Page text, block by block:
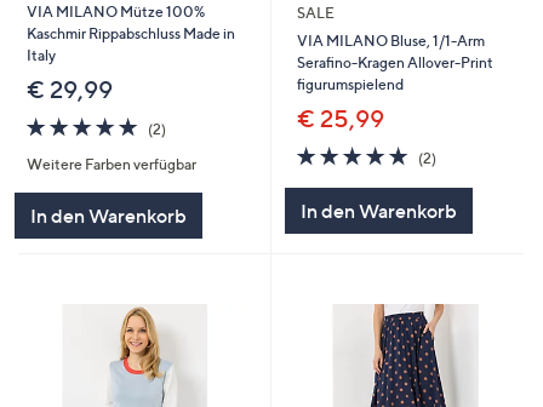
VIA MILANO Mütze 100%
Kaschmir Rippabschluss Made in
Italy
€ 29,99
5.0
von
5
(2)
Weitere Farben verfügbar
In den Warenkorb
SALE
VIA MILANO Bluse, 1/1-Arm
Serafino-Kragen Allover-Print
figurumspielend
€ 25,99
5.0
von
5
(2)
In den Warenkorb